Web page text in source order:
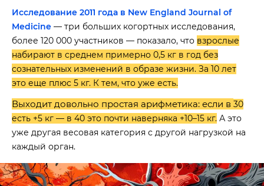
Исследование 2011 года в New England Journal of
Medicine — три больших когортных исследования,
более 120 000 участников — показало, что взрослые
набирают в среднем примерно 0,5 кг в год без
сознательных изменений в образе жизни. За 10 лет
это еще плюс 5 кг. К тем, что уже есть.
Выходит довольно простая арифметика: если в 30
есть +5 кг — в 40 это почти наверняка +10–15 кг. А это
уже другая весовая категория с другой нагрузкой на
каждый орган.